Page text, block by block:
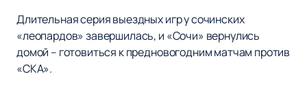
Длительная серия выездных игр у сочинских
«леопардов» завершилась, и «Сочи» вернулись
домой – готовиться к предновогодним матчам против
«СКА».